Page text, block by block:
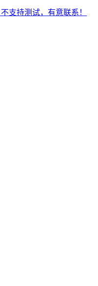
支持测试，有意联系！